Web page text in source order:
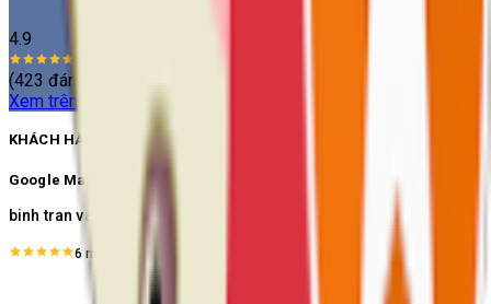
4.9
(423 đánh giá)
Xem trên Google
KHÁCH HÀNG NÓI VỀ CHÚNG TÔI
Google Maps
binh tran van
6 months ago